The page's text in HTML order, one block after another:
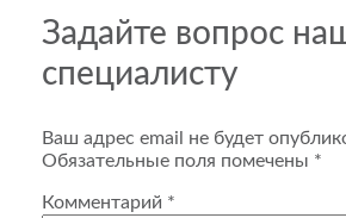
Задайте вопрос
специалисту
Ваш адрес email не будет
Обязательные поля помечены *
Комментарий *